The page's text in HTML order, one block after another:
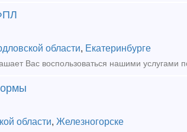
области, Екатеринбурге
области, Железногорске